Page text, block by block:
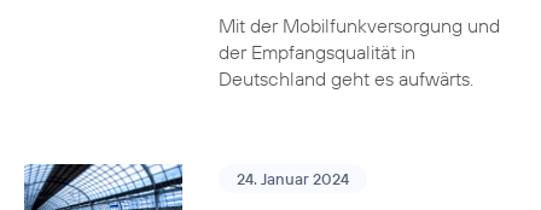
Mit der Mobilfunkversorgung und
der Empfangsqualität in
Deutschland geht es aufwärts.
24. Januar 2024